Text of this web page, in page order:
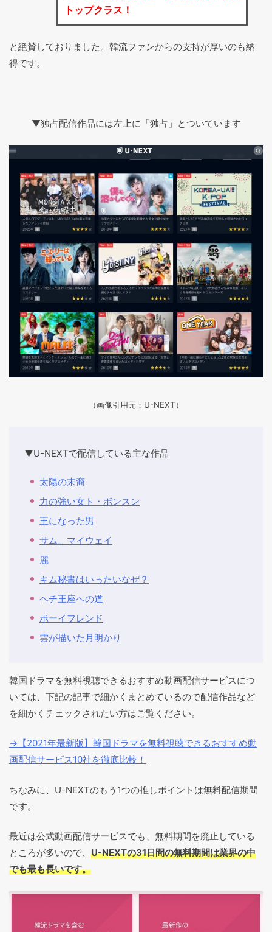
トップクラス！
と絶賛しておりました。韓流ファンからの支持が厚いのも納
得です。
▼独占配信作品には左上に「独占」とついています
（画像引用元：U-NEXT）
▼U-NEXTで配信している主な作品
太陽の末裔
力の強い女ト・ボンスン
王になった男
サム、マイウェイ
麗
キム秘書はいったいなぜ？
ヘチ王座への道
ボーイフレンド
雲が描いた月明かり
韓国ドラマを無料視聴できるおすすめ動画配信サービスにつ
いては、下記の記事で細かくまとめているので配信作品など
を細かくチェックされたい方はご覧ください。
→【2021年最新版】韓国ドラマを無料視聴できるおすすめ動
画配信サービス10社を徹底比較！
ちなみに、U-NEXTのもう1つの推しポイントは無料配信期間
です。
最近は公式動画配信サービスでも、無料期間を廃止している
ところが多いので、 U-NEXTの31日間の無料期間は業界の中
でも最も長いです。